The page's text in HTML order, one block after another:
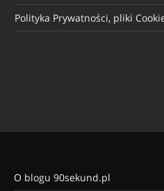
Polityka Prywatności, pliki
O blogu 90sekund.pl